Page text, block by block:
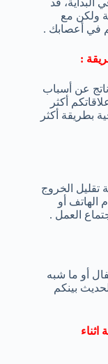
ولكن مع
في أعصابك .
:
عن أسباب
أكثر
بطريقة أكثر
الخروج
الهاتف أو
العمل .
أو ما شبه
بينكم